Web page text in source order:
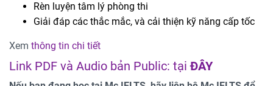
Rèn luyện tâm lý phòng thi
Giải đáp các thắc mắc, và cải thiện kỹ năng cấp tốc
Xem thông tin chi tiết
Link PDF và Audio bản Public: tạiĐÂY